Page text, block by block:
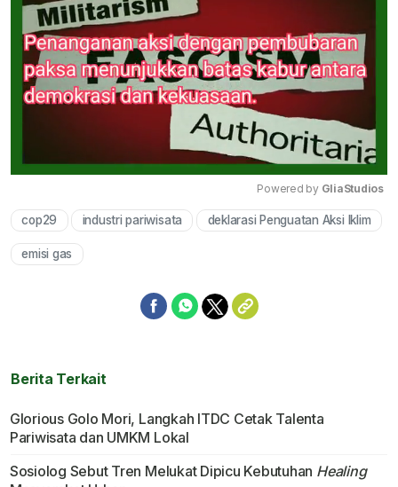
Mute
Powered by GliaStudios
cop29 industri pariwisata deklarasi Penguatan Aksi Iklim
emisi gas
Berita Terkait
Glorious Golo Mori, Langkah ITDC Cetak Talenta
Pariwisata dan UMKM Lokal
Sosiolog Sebut Tren Melukat Dipicu Kebutuhan Healing